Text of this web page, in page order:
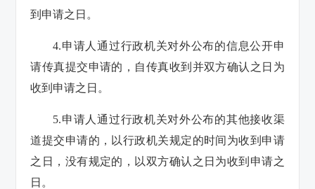
到申请之日。
4.申请人通过行政机关对外公布的信息公开申
请传真提交申请的，自传真收到并双方确认之日为
收到申请之日。
5.申请人通过行政机关对外公布的其他接收渠
道提交申请的，以行政机关规定的时间为收到申请
之日，没有规定的，以双方确认之日为收到申请之
日。